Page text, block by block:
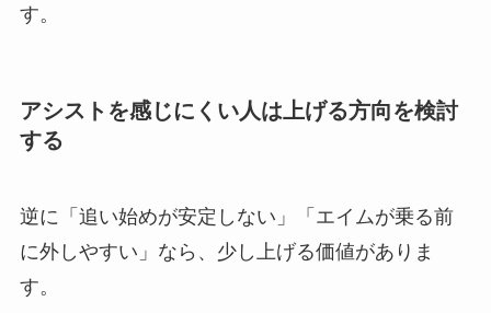
す。
アシストを感じにくい人は上げる方向を検討
する
逆に「追い始めが安定しない」「エイムが乗る前
に外しやすい」なら、少し上げる価値がありま
す。